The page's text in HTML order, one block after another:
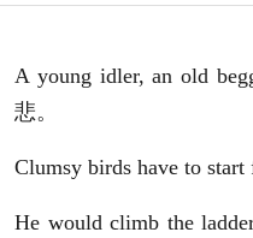
A young idler, an old
悲。
Clumsy birds have to
He would climb the